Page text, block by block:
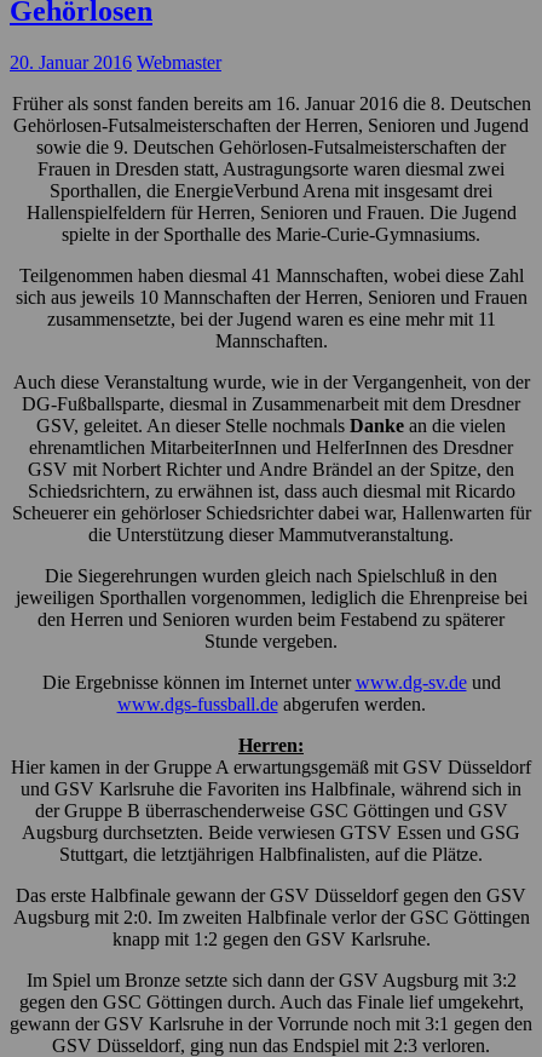
Gehörlosen
20. Januar 2016 Webmaster
Früher als sonst fanden bereits am 16. Januar 2016 die 8. Deutschen
Gehörlosen-Futsalmeisterschaften der Herren, Senioren und Jugend
sowie die 9. Deutschen Gehörlosen-Futsalmeisterschaften der
Frauen in Dresden statt, Austragungsorte waren diesmal zwei
Sporthallen, die EnergieVerbund Arena mit insgesamt drei
Hallenspielfeldern für Herren, Senioren und Frauen. Die Jugend
spielte in der Sporthalle des Marie-Curie-Gymnasiums.
Teilgenommen haben diesmal 41 Mannschaften, wobei diese Zahl
sich aus jeweils 10 Mannschaften der Herren, Senioren und Frauen
zusammensetzte, bei der Jugend waren es eine mehr mit 11
Mannschaften.
Auch diese Veranstaltung wurde, wie in der Vergangenheit, von der
DG-Fußballsparte, diesmal in Zusammenarbeit mit dem Dresdner
GSV, geleitet. An dieser Stelle nochmals Danke an die vielen
ehrenamtlichen MitarbeiterInnen und HelferInnen des Dresdner
GSV mit Norbert Richter und Andre Brändel an der Spitze, den
Schiedsrichtern, zu erwähnen ist, dass auch diesmal mit Ricardo
Scheuerer ein gehörloser Schiedsrichter dabei war, Hallenwarten für
die Unterstützung dieser Mammutveranstaltung.
Die Siegerehrungen wurden gleich nach Spielschluß in den
jeweiligen Sporthallen vorgenommen, lediglich die Ehrenpreise bei
den Herren und Senioren wurden beim Festabend zu späterer
Stunde vergeben.
Die Ergebnisse können im Internet unterwww.dg-sv.deund
www.dgs-fussball.deabgerufen werden.
Herren:
Hier kamen in der Gruppe A erwartungsgemäß mit GSV Düsseldorf
und GSV Karlsruhe die Favoriten ins Halbfinale, während sich in
der Gruppe B überraschenderweise GSC Göttingen und GSV
Augsburg durchsetzten. Beide verwiesen GTSV Essen und GSG
Stuttgart, die letztjährigen Halbfinalisten, auf die Plätze.
Das erste Halbfinale gewann der GSV Düsseldorf gegen den GSV
Augsburg mit 2:0. Im zweiten Halbfinale verlor der GSC Göttingen
knapp mit 1:2 gegen den GSV Karlsruhe.
Im Spiel um Bronze setzte sich dann der GSV Augsburg mit 3:2
gegen den GSC Göttingen durch. Auch das Finale lief umgekehrt,
gewann der GSV Karlsruhe in der Vorrunde noch mit 3:1 gegen den
GSV Düsseldorf, ging nun das Endspiel mit 2:3 verloren.